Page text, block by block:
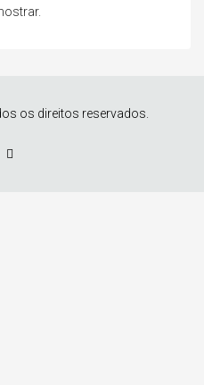
os direitos reservados.